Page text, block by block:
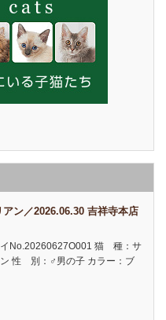
アン／2026.06.30 吉祥寺本店
イNo.20260627O001 猫 種：サ
ン 性 別：♂男の子 カラー：ブ